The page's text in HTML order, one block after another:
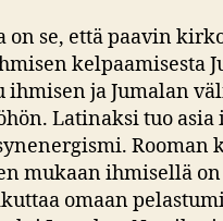
on se, että paavin
kelpaamisesta
ihmisen ja Jumalan
Latinaksi tuo
Rooman
mukaan ihmisellä
omaan